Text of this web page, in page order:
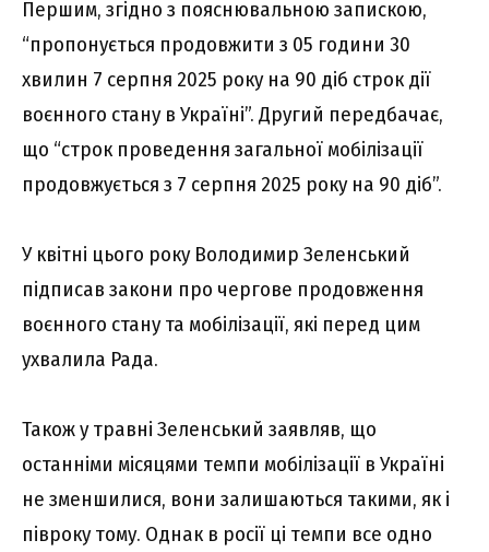
Першим, згідно з пояснювальною запискою,
“пропонується продовжити з 05 години 30
хвилин 7 серпня 2025 року на 90 діб строк дії
воєнного стану в Україні”. Другий передбачає,
що “строк проведення загальної мобілізації
продовжується з 7 серпня 2025 року на 90 діб”.
У квiтнi цього року Володимир Зеленський
підписав закони про чергове продовження
воєнного стану та мобілізації, які перед цим
ухвалила Рада.
Також у травнi Зеленський заявляв, що
останніми місяцями темпи мобілізації в Україні
не зменшилися, вони залишаються такими, як і
півроку тому. Однак в росії ці темпи все одно